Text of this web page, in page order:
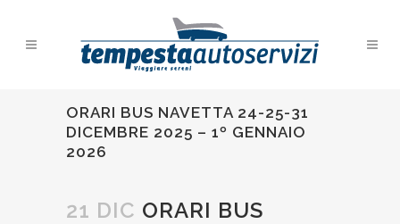
ORARI BUS NAVETTA 24-25-31
DICEMBRE 2025 – 1º GENNAIO
2026
21 DIC ORARI BUS